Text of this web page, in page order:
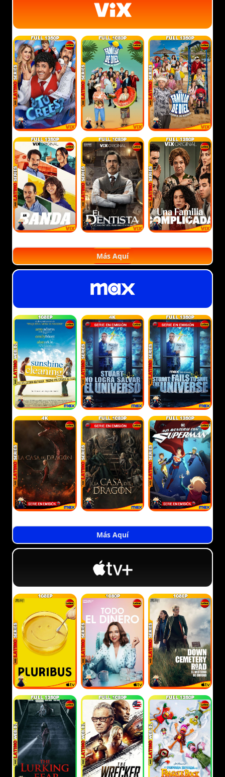
Más Aquí
Más Aquí